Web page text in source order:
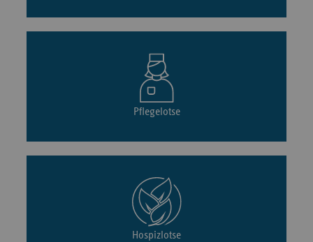
Pflegelotse
Hospizlotse